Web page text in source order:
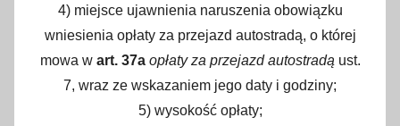
4) miejsce ujawnienia naruszenia obowiązku
wniesienia opłaty za przejazd autostradą, o której
mowa w art. 37a opłaty za przejazd autostradą ust.
7, wraz ze wskazaniem jego daty i godziny;
5) wysokość opłaty;